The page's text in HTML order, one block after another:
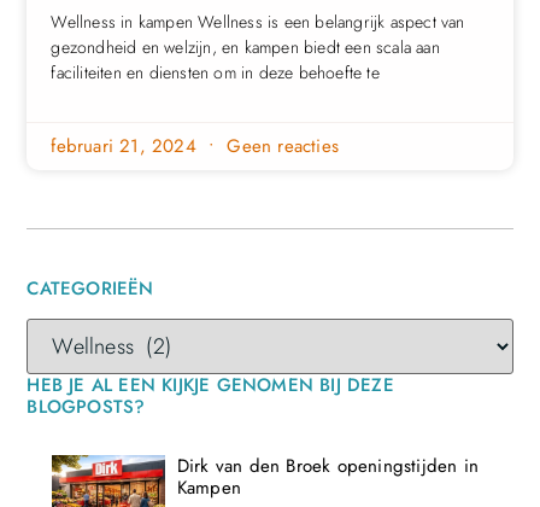
Wellness in kampen Wellness is een belangrijk aspect van
gezondheid en welzijn, en kampen biedt een scala aan
faciliteiten en diensten om in deze behoefte te
februari 21, 2024 Geen reacties
CATEGORIEËN
HEB JE AL EEN KIJKJE GENOMEN BIJ DEZE
BLOGPOSTS?
Dirk van den Broek openingstijden in
Kampen